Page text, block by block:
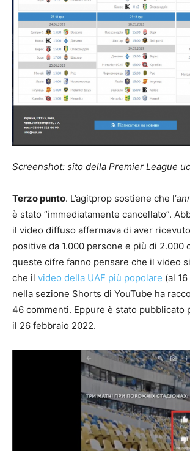
Screenshot: sito della Premier League
Terzo punto. L’agitprop sostiene che l’
è stato “immediatamente cancellato”.
il video diffuso affermava di aver
positive da 1.000 persone e più di 2.000
queste cifre fanno pensare che il video
che il video della UAF più popolare (al
nella sezione Shorts di YouTube ha
46 commenti. Eppure è stato pubblicato
il 26 febbraio 2022.